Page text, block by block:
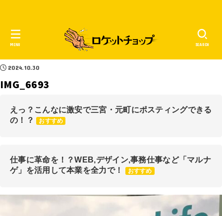
SEARCH
MENU
2024.10.30
IMG_6693
えっ？こんなに激安で三宮・元町にポスティングできる
の！？
おすすめ
仕事に革命を！？WEB,デザイン,事務仕事など「マルナ
ゲ」を活用して本業を全力で！
おすすめ